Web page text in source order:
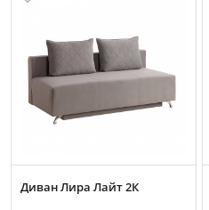
Диван Лира Лайт 2К